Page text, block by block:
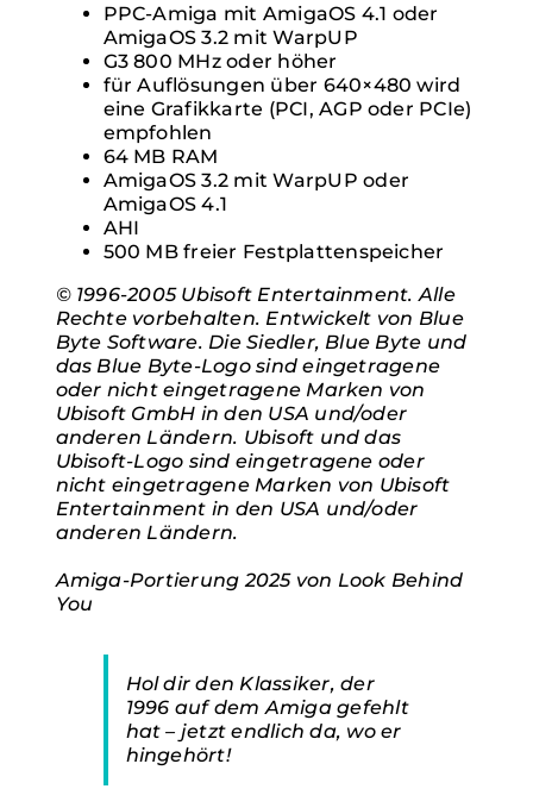
PPC-Amiga mit AmigaOS 4.1 oder
AmigaOS 3.2 mit WarpUP
G3 800 MHz oder höher
für Auflösungen über 640×480 wird
eine Grafikkarte (PCI, AGP oder PCIe)
empfohlen
64 MB RAM
AmigaOS 3.2 mit WarpUP oder
AmigaOS 4.1
AHI
500 MB freier Festplattenspeicher
© 1996-2005 Ubisoft Entertainment. Alle
Rechte vorbehalten. Entwickelt von Blue
Byte Software. Die Siedler, Blue Byte und
das Blue Byte-Logo sind eingetragene
oder nicht eingetragene Marken von
Ubisoft GmbH in den USA und/oder
anderen Ländern. Ubisoft und das
Ubisoft-Logo sind eingetragene oder
nicht eingetragene Marken von Ubisoft
Entertainment in den USA und/oder
anderen Ländern.
Amiga-Portierung 2025 von Look Behind
You
Hol dir den Klassiker, der
1996 auf dem Amiga gefehlt
hat – jetzt endlich da, wo er
hingehört!